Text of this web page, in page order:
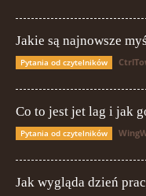
Jakie są najnowsze
Pytania od czytelników
Co to jest jet lag i jak
Pytania od czytelników
Jak wygląda dzień